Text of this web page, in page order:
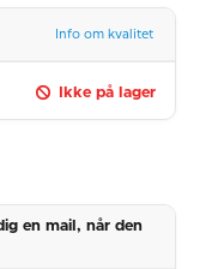
Info om kvalitet
Ikke på lager
en mail, når den